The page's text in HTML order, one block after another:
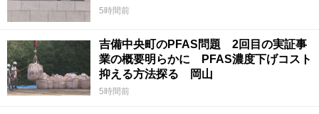
5時間前
吉備中央町のPFAS問題 2回目の実証事
業の概要明らかに PFAS濃度下げコスト
抑える方法探る 岡山
5時間前